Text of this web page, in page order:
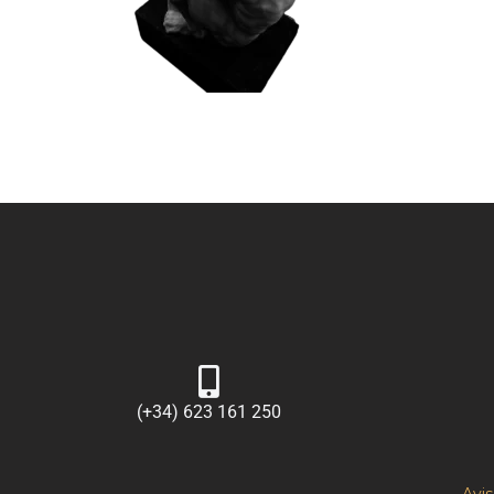
(+34) 623 161 250